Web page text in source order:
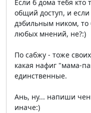
Если б дома тебя кто
общий доступ, и
дэбильным ником, то
любых мнений, не?:)
По сабжу - тоже
какая нафиг "мама-
единственные.
Ань, ну... напиши
иначе:)